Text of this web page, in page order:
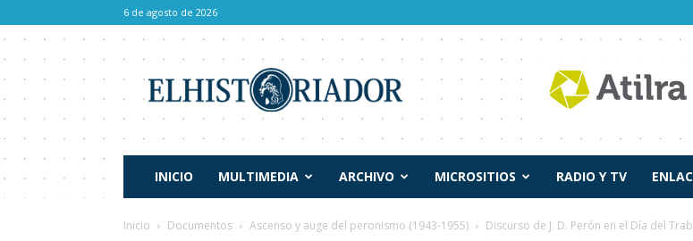
6 de agosto de 2026
Historiador
INICIO MULTIMEDIA ARCHIVO MICROSITIOS RADIO Y TV
Inicio Documentos Ascenso y auge del peronismo (1943-1955) Discurso de J. D. Perón en el Día del